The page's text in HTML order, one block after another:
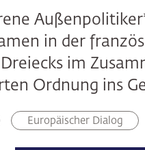
in der
im
Ordnung ins
Europäischer Dialog